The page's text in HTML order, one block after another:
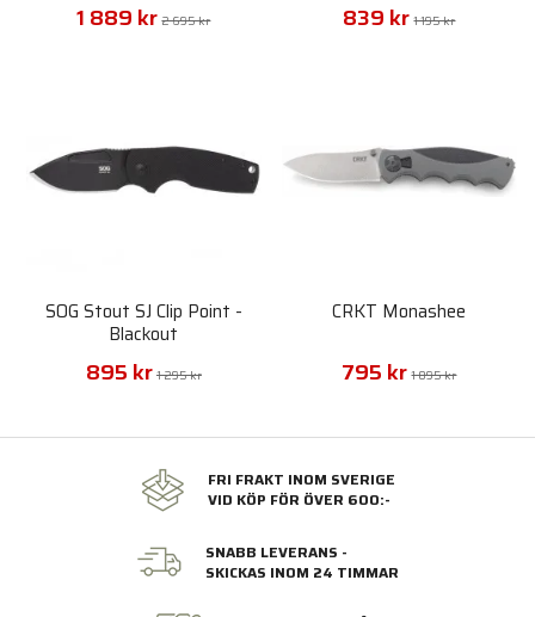
1 889 kr 2 695 kr 839 kr 1 195 kr
SOG Stout SJ Clip Point -
Blackout
895 kr 1 295 kr
CRKT Monashee
795 kr 1 095 kr
FRI FRAKT INOM SVERIGE
VID KÖP FÖR ÖVER 600:-
SNABB LEVERANS -
SKICKAS INOM 24 TIMMAR